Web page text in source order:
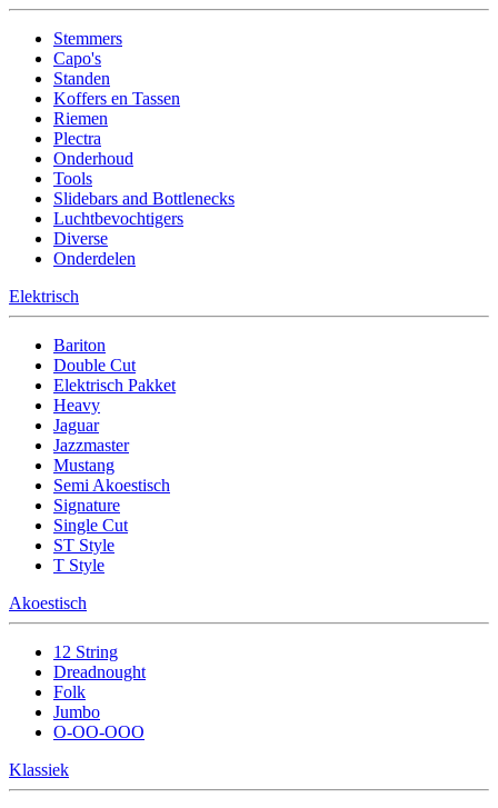
Stemmers
Capo's
Standen
Koffers en Tassen
Riemen
Plectra
Onderhoud
Tools
Slidebars and Bottlenecks
Luchtbevochtigers
Diverse
Onderdelen
Elektrisch
Bariton
Double Cut
Elektrisch Pakket
Heavy
Jaguar
Jazzmaster
Mustang
Semi Akoestisch
Signature
Single Cut
ST Style
T Style
Akoestisch
12 String
Dreadnought
Folk
Jumbo
O-OO-OOO
Klassiek